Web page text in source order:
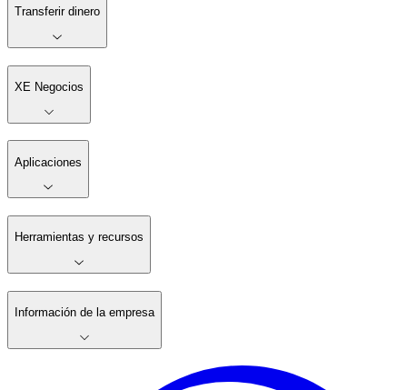
Transferir dinero
XE Negocios
Aplicaciones
Herramientas y recursos
Información de la empresa